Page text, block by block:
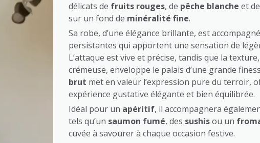
délicats de fruits rouges, de pêche blanche et de
sur un fond de minéralité fine.
Sa robe, d’une élégance brillante, est
persistantes qui apportent une sensation de
L’attaque est vive et précise, tandis que la
crémeuse, enveloppe le palais d’une grande
brut met en valeur l’expression pure du terroir,
expérience gustative élégante et bien équilibrée.
Idéal pour un apéritif, il accompagnera
tels qu’un saumon fumé, des sushisou un
cuvée à savourer à chaque occasion festive.